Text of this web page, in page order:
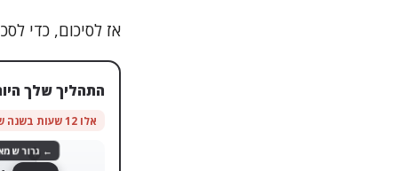
אז לסיכום, כדי
התהליך שלך
אלו 12 שעות בשנה שחוזרות אליך
← גרור